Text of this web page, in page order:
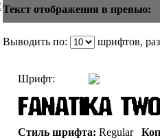
Текст отображения в превью:
Выводить по: шрифтов,
Шрифт:
Стиль шрифта: Regular